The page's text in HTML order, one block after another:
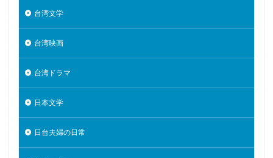
台湾文学
台湾映画
台湾ドラマ
日本文学
日台夫婦の日常